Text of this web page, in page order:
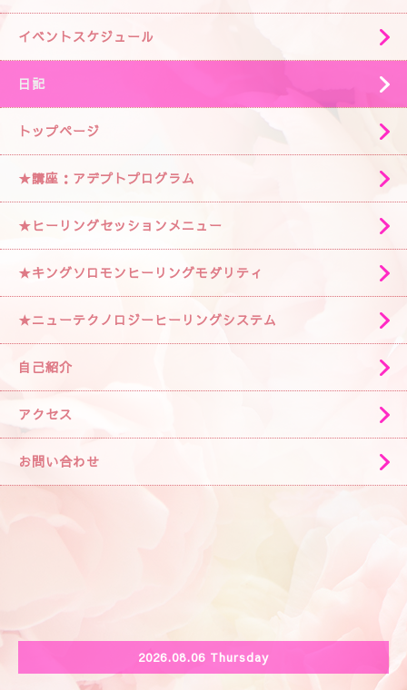
イベントスケジュール
日記
トップページ
★講座：アデプトプログラム
★ヒーリングセッションメニュー
★キングソロモンヒーリングモダリティ
★ニューテクノロジーヒーリングシステム
自己紹介
アクセス
お問い合わせ
2026.08.06 Thursday